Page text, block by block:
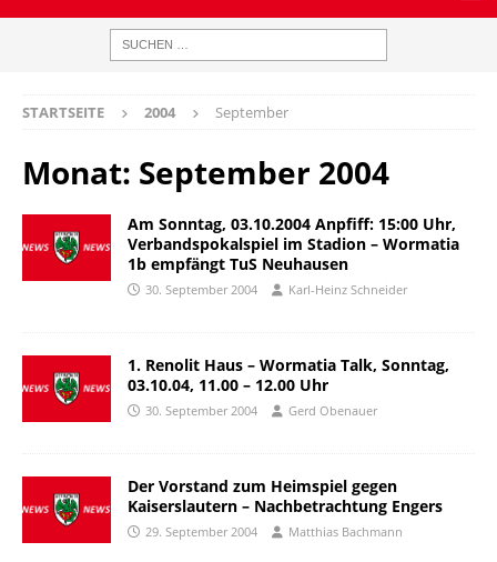
STARTSEITE 2004 September
Monat: September 2004
Am Sonntag, 03.10.2004 Anpfiff: 15:00 Uhr,
Verbandspokalspiel im Stadion – Wormatia
1b empfängt TuS Neuhausen
30. September 2004 Karl-Heinz Schneider
1. Renolit Haus – Wormatia Talk, Sonntag,
03.10.04, 11.00 – 12.00 Uhr
30. September 2004 Gerd Obenauer
Der Vorstand zum Heimspiel gegen
Kaiserslautern – Nachbetrachtung Engers
29. September 2004 Matthias Bachmann